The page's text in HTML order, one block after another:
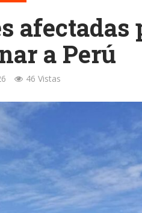
afectadas
a Perú
46 Vistas